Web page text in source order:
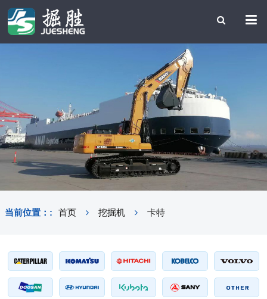
当前位置：: 首页 挖掘机 卡特